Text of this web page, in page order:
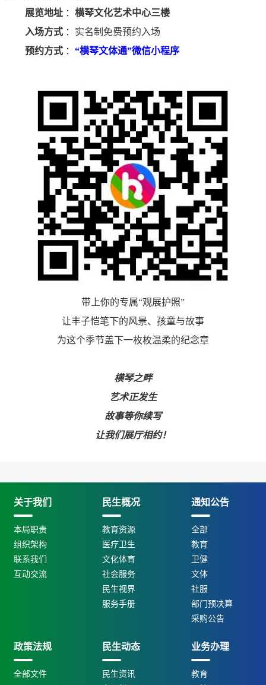
展览地址 ： 横琴文化艺术中心三楼
入场方式 ：实名制免费预约入场
预约方式 ： “横琴文体通”微信小程序
带上你的专属“观展护照”
让丰子恺笔下的风景、孩童与故事
为这个季节盖下一枚枚温柔的纪念章
横琴之畔
艺术正发生
故事等你续写
让我们展厅相约！
关于我们
本局职责
组织架构
联系我们
互动交流
民生概况
教育资源
医疗卫生
文化体育
社会服务
民生视界
服务手册
通知公告
全部
教育
卫健
文体
社服
部门预决算
采购公告
政策法规
全部文件
民生动态
民生资讯
业务办理
教育